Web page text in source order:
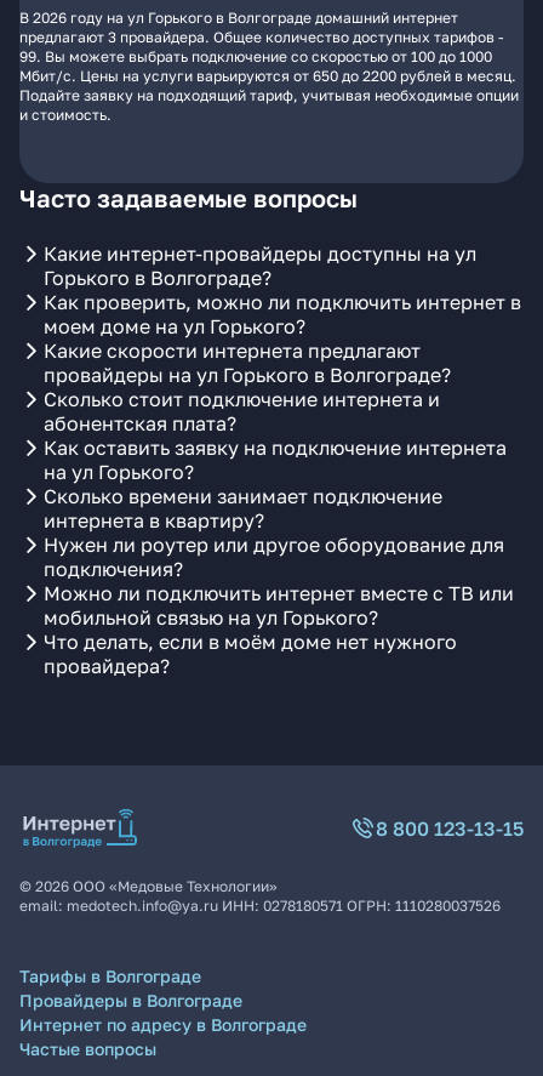
В 2026 году на ул Горького в Волгограде домашний интернет
предлагают 3 провайдера. Общее количество доступных тарифов -
99. Вы можете выбрать подключение со скоростью от 100 до 1000
Мбит/с. Цены на услуги варьируются от 650 до 2200 рублей в месяц.
Подайте заявку на подходящий тариф, учитывая необходимые опции
и стоимость.
Часто задаваемые вопросы
Какие интернет-провайдеры доступны на ул
Горького в Волгограде?
Как проверить, можно ли подключить интернет в
моем доме на ул Горького?
Какие скорости интернета предлагают
провайдеры на ул Горького в Волгограде?
Сколько стоит подключение интернета и
абонентская плата?
Как оставить заявку на подключение интернета
на ул Горького?
Сколько времени занимает подключение
интернета в квартиру?
Нужен ли роутер или другое оборудование для
подключения?
Можно ли подключить интернет вместе с ТВ или
мобильной связью на ул Горького?
Что делать, если в моём доме нет нужного
провайдера?
8 800 123-13-15
© 2026 ООО «Медовые Технологии»
email: medotech.info@ya.ru ИНН: 0278180571 ОГРН: 1110280037526
Тарифы в Волгограде
Провайдеры в Волгограде
Интернет по адресу в Волгограде
Частые вопросы